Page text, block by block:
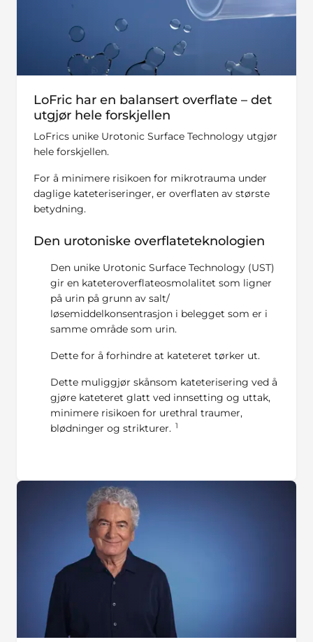
LoFric har en balansert overflate – det
utgjør hele forskjellen
LoFrics unike Urotonic Surface Technology utgjør
hele forskjellen.
For å minimere risikoen for mikrotrauma under
daglige kateteriseringer, er overflaten av største
betydning.
Den urotoniske overflateteknologien
Den unike Urotonic Surface Technology (UST)
gir en kateteroverflateosmolalitet som ligner
på urin på grunn av salt/
løsemiddelkonsentrasjon i belegget som er i
samme område som urin.
Dette for å forhindre at kateteret tørker ut.
Dette muliggjør skånsom kateterisering ved å
gjøre kateteret glatt ved innsetting og uttak,
minimere risikoen for urethral traumer,
blødninger og strikturer. 1